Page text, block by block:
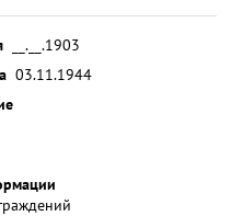
__.__.1903
03.11.1944